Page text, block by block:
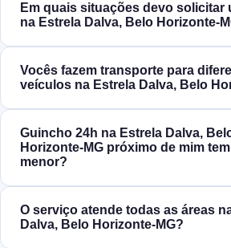
Em quais situações devo solicitar
na Estrela Dalva, Belo
Vocês fazem transporte para
veículos na Estrela Dalva, Belo
Guincho 24h na Estrela Dalva,
Horizonte‑MG próximo de mim
menor?
O serviço atende todas as áreas
Dalva, Belo Horizonte‑MG?